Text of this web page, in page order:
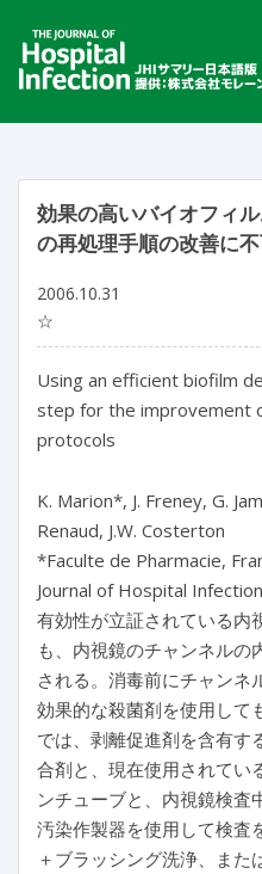
効果の高いバイオフィ
の再処理手順の改善に
2006.10.31
☆
Using an efficient biofilm
step for the improvement
protocols
K. Marion*, J. Freney, G.
Renaud, J.W. Costerton
*Faculte de Pharmacie,
Journal of Hospital
有効性が立証されている内
も、内視鏡のチャンネル
される。消毒前にチャンネ
効果的な殺菌剤を使用して
では、剥離促進剤を含有す
合剤と、現在使用されてい
ンチューブと、内視鏡検査
汚染作製器を使用して検査
＋ブラッシング洗浄、また